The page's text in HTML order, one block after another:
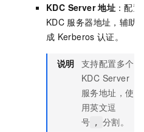
KDC Server 地址 ：配置
KDC 服务器地址，辅助
成 Kerberos 认证。
说明 支持配置多个
KDC Server
服务地址，使
用英文逗
号 , 分割。